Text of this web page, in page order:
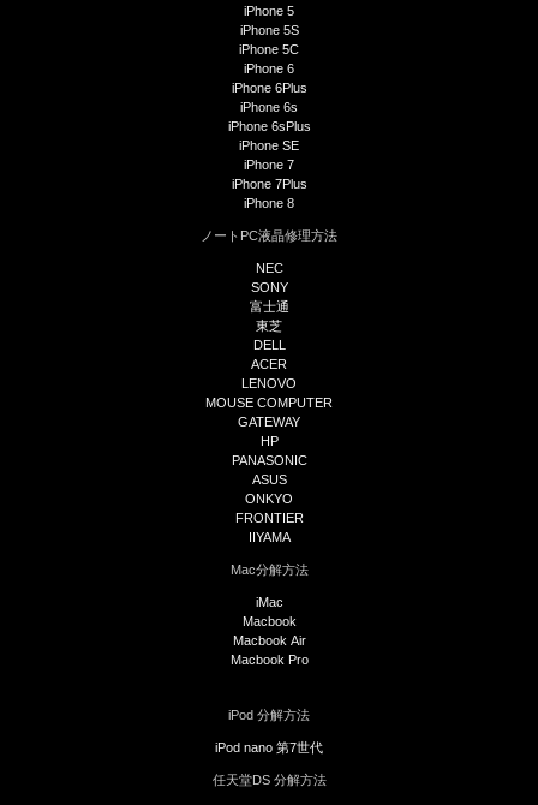
iPhone 5
iPhone 5S
iPhone 5C
iPhone 6
iPhone 6Plus
iPhone 6s
iPhone 6sPlus
iPhone SE
iPhone 7
iPhone 7Plus
iPhone 8
ノートPC液晶修理方法
NEC
SONY
富士通
東芝
DELL
ACER
LENOVO
MOUSE COMPUTER
GATEWAY
HP
PANASONIC
ASUS
ONKYO
FRONTIER
IIYAMA
Mac分解方法
iMac
Macbook
Macbook Air
Macbook Pro
iPod 分解方法
iPod nano 第7世代
任天堂DS 分解方法